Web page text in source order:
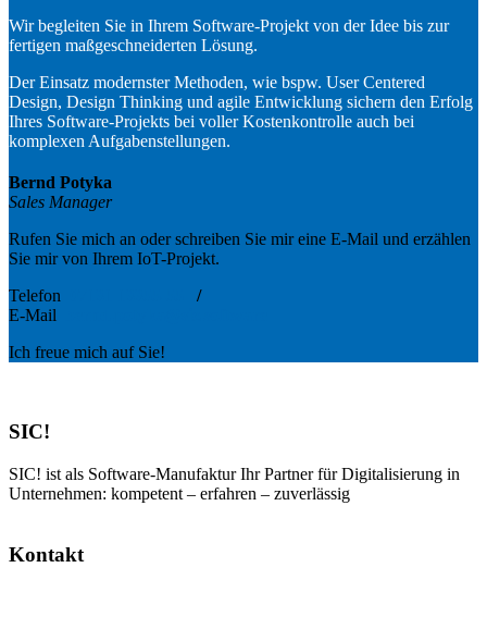
Wir begleiten Sie in Ihrem Software-Projekt von der Idee bis zur
fertigen maßgeschneiderten Lösung.
Der Einsatz modernster Methoden, wie bspw. User Centered
Design, Design Thinking und agile Entwicklung sichern den Erfolg
Ihres Software-Projekts bei voller Kostenkontrolle auch bei
komplexen Aufgabenstellungen.
Bernd Potyka
Sales Manager
Rufen Sie mich an oder schreiben Sie mir eine E-Mail und erzählen
Sie mir von Ihrem IoT-Projekt.
Telefon
/
E-Mail
Ich freue mich auf Sie!
SIC!
SIC! ist als Software-Manufaktur Ihr Partner für Digitalisierung in
Unternehmen: kompetent – erfahren – zuverlässig
Kontakt